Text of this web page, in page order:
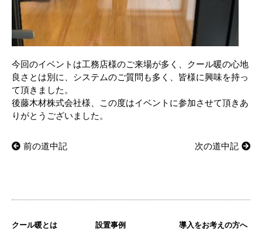
今回のイベントは工務店様のご来場が多く、クール暖の心地
良さとは別に、システムのご質問も多く、皆様に興味を持っ
て頂きました。
後藤木材株式会社様、この度はイベントに参加させて頂きあ
りがとうございました。
前の道中記 次の道中記
クール暖とは 設置事例 導入をお考えの方へ